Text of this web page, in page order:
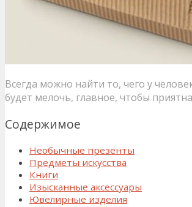
Всегда можно найти то, чего у
будет мелочь, главное, чтобы
Содержимое
Необычные презенты
Предметы искусства
Книги
Изысканные аксессуары
Ювелирные изделия